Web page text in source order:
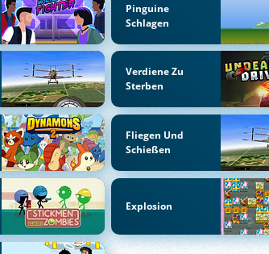
Pinguine
Schlagen
Verdiene Zu
Sterben
Fliegen Und
Schießen
Explosion